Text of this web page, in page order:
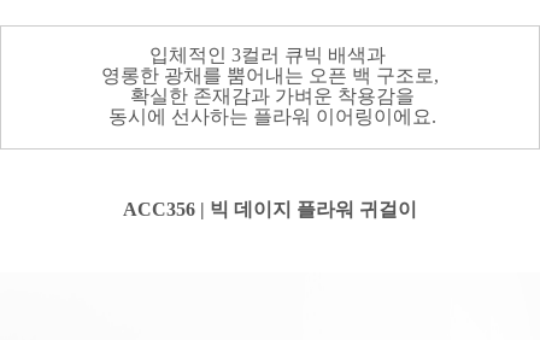
입체적인 3컬러 큐빅 배색과
영롱한 광채를 뿜어내는 오픈 백 구조로,
확실한 존재감과 가벼운 착용감을
동시에 선사하는 플라워 이어링이에요.
ACC356 | 빅 데이지 플라워 귀걸이